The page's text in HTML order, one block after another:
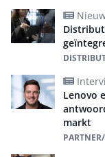
Lenovo
markt